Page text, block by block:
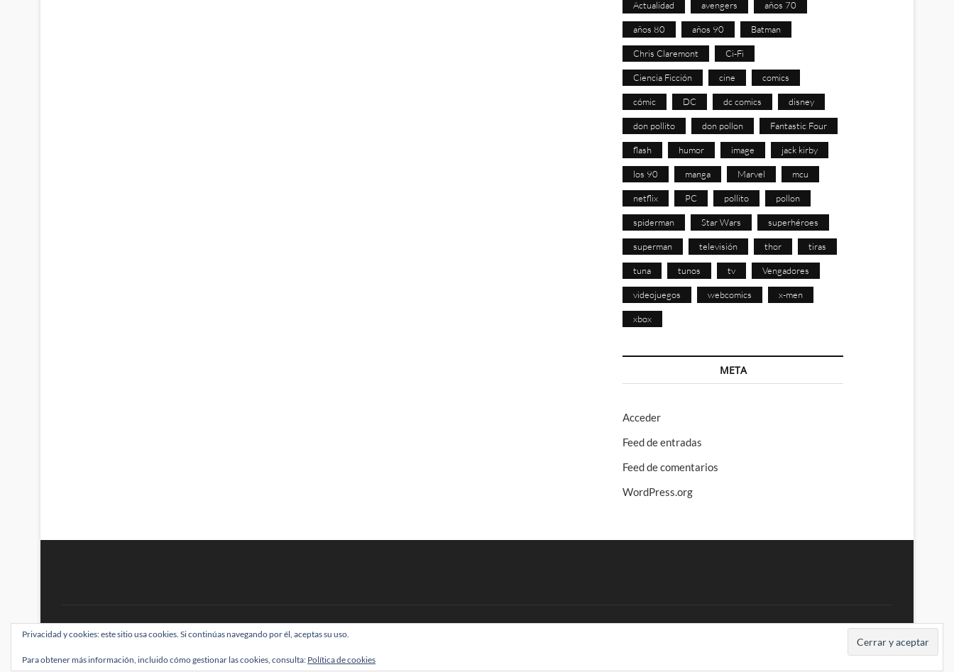
Actualidad avengers años 70
años 80 años 90 Batman
Chris Claremont Ci-Fi
Ciencia Ficción cine comics
cómic DC dc comics disney
don pollito don pollon Fantastic Four
flash humor image jack kirby
los 90 manga Marvel mcu
netflix PC pollito pollon
spiderman Star Wars superhéroes
superman televisión thor tiras
tuna tunos tv Vengadores
videojuegos webcomics x-men
xbox
META
Acceder
Feed de entradas
Feed de comentarios
WordPress.org
BRAINSTOMPING| Diseñado por:Theme Freesia|WordPress| © Todos los derechos reservados
Privacidad y cookies: este sitio usa cookies. Si continúas navegando por él, aceptas su uso.
Para obtener más información, incluido cómo gestionar las cookies, consulta: Política de cookies